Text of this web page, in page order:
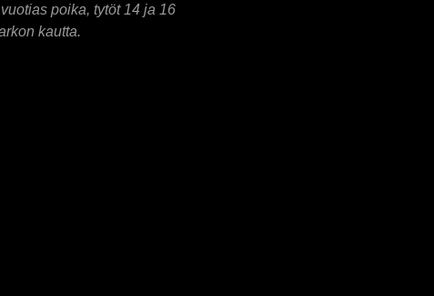
poika, tytöt 14 ja 16
kautta.